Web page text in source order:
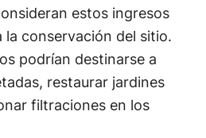
estos ingresos
la conservación del sitio.
podrían destinarse a
restaurar jardines
filtraciones en los